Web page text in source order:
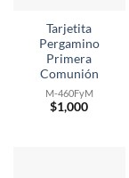
Tarjetita
Pergamino
Primera
Comunión
M-460FyM
$1,000